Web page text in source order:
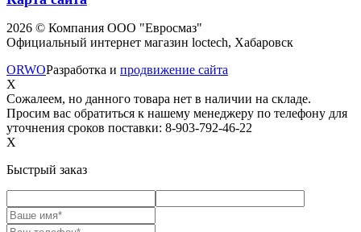
2026 © Компания ООО "Евросмаз"
Официальный интернет магазин loctech, Хабаровск
ORWOРазработка и продвижение сайта
X
Сожалеем, но данного товара нет в наличии на складе.
Просим вас обратиться к нашему менеджеру по телефону для
уточнения сроков поставки: 8-903-792-46-22
X
Быстрый заказ